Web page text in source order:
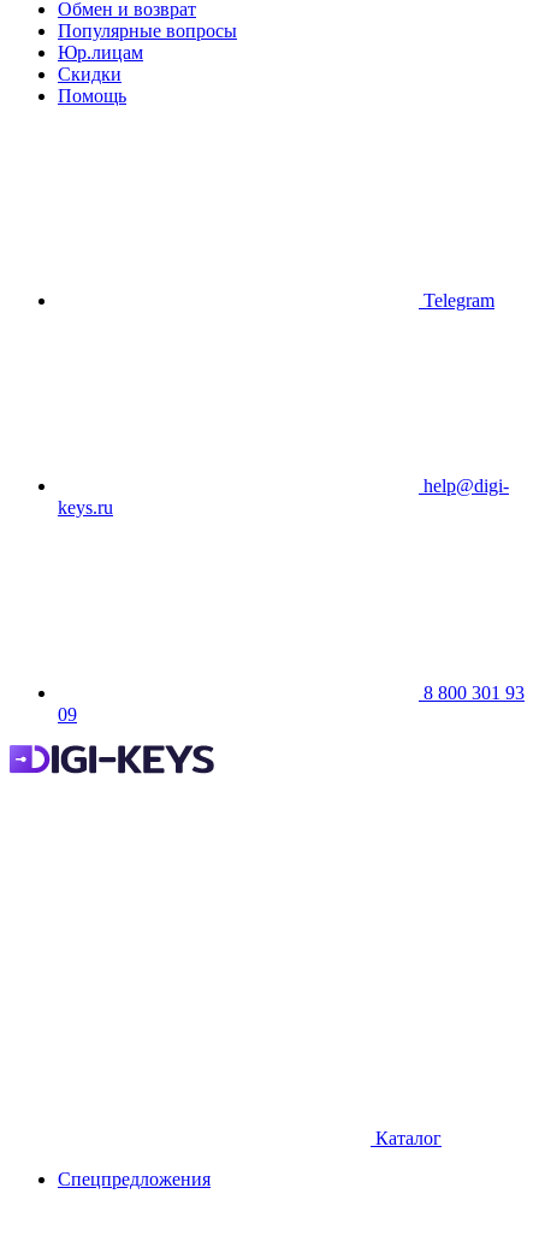
Обмен и возврат
Популярные вопросы
Юр.лицам
Скидки
Помощь
Telegram
help@digi-
keys.ru
8 800 301 93
09
Каталог
Спецпредложения